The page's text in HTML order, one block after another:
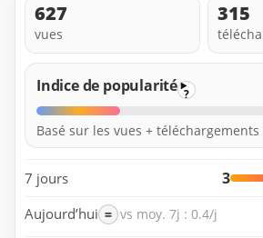
627
vues
315
Indice de popularité ?
Basé sur les vues +
7 jours 3
Aujourd’hui = vs moy. 7j : 0.4/j